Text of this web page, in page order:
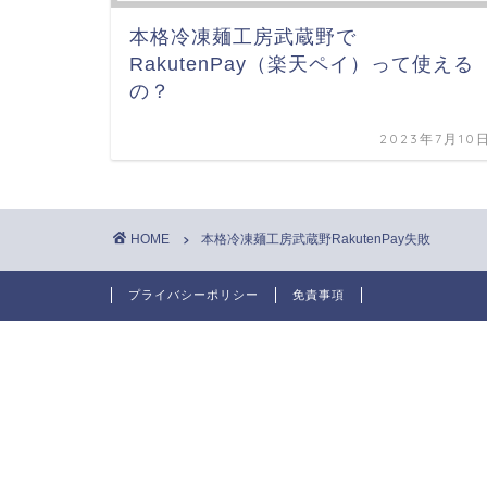
本格冷凍麺工房武蔵野で
RakutenPay（楽天ペイ）って使える
の？
2023年7月10
HOME 本格冷凍麺工房武蔵野RakutenPay失敗
プライバシーポリシー 免責事項